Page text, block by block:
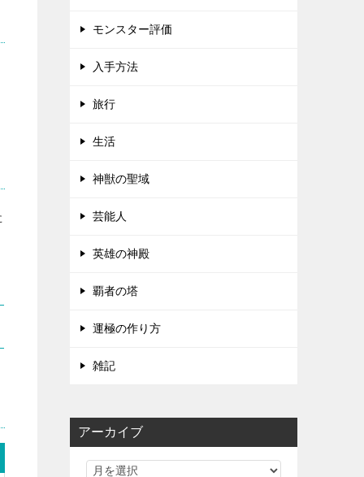
モンスター評価
入手方法
旅行
生活
神獣の聖域
芸能人
英雄の神殿
覇者の塔
運極の作り方
雑記
アーカイブ